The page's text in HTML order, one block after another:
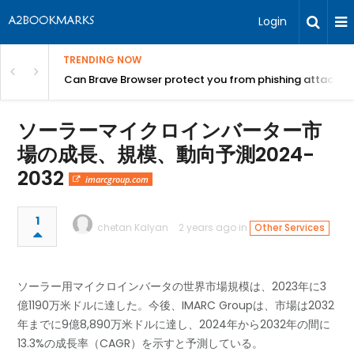
Login
TRENDING NOW
Can Brave Browser protect you from phishing attacks?
ソーラーマイクロインバーター市
場の成長、規模、動向予測2024-
2032
imarcgroup.com
1 chetan Kalyan 2 years ago in Other Services
ソーラー用マイクロインバータの世界市場規模は、2023年に3
億1190万米ドルに達した。今後、IMARC Groupは、市場は2032
年までに9億8,890万米ドルに達し、2024年から2032年の間に
13.3%の成長率（CAGR）を示すと予測している。